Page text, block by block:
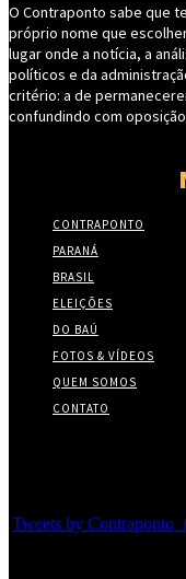
O Contraponto sabe que
próprio nome que
lugar onde a notícia, a
políticos e da
critério: a de
confundindo com
CONTRAPONTO
PARANÁ
BRASIL
ELEIÇÕES
DO BAÚ
FOTOS & VÍDEOS
QUEM SOMOS
CONTATO
Tweets by